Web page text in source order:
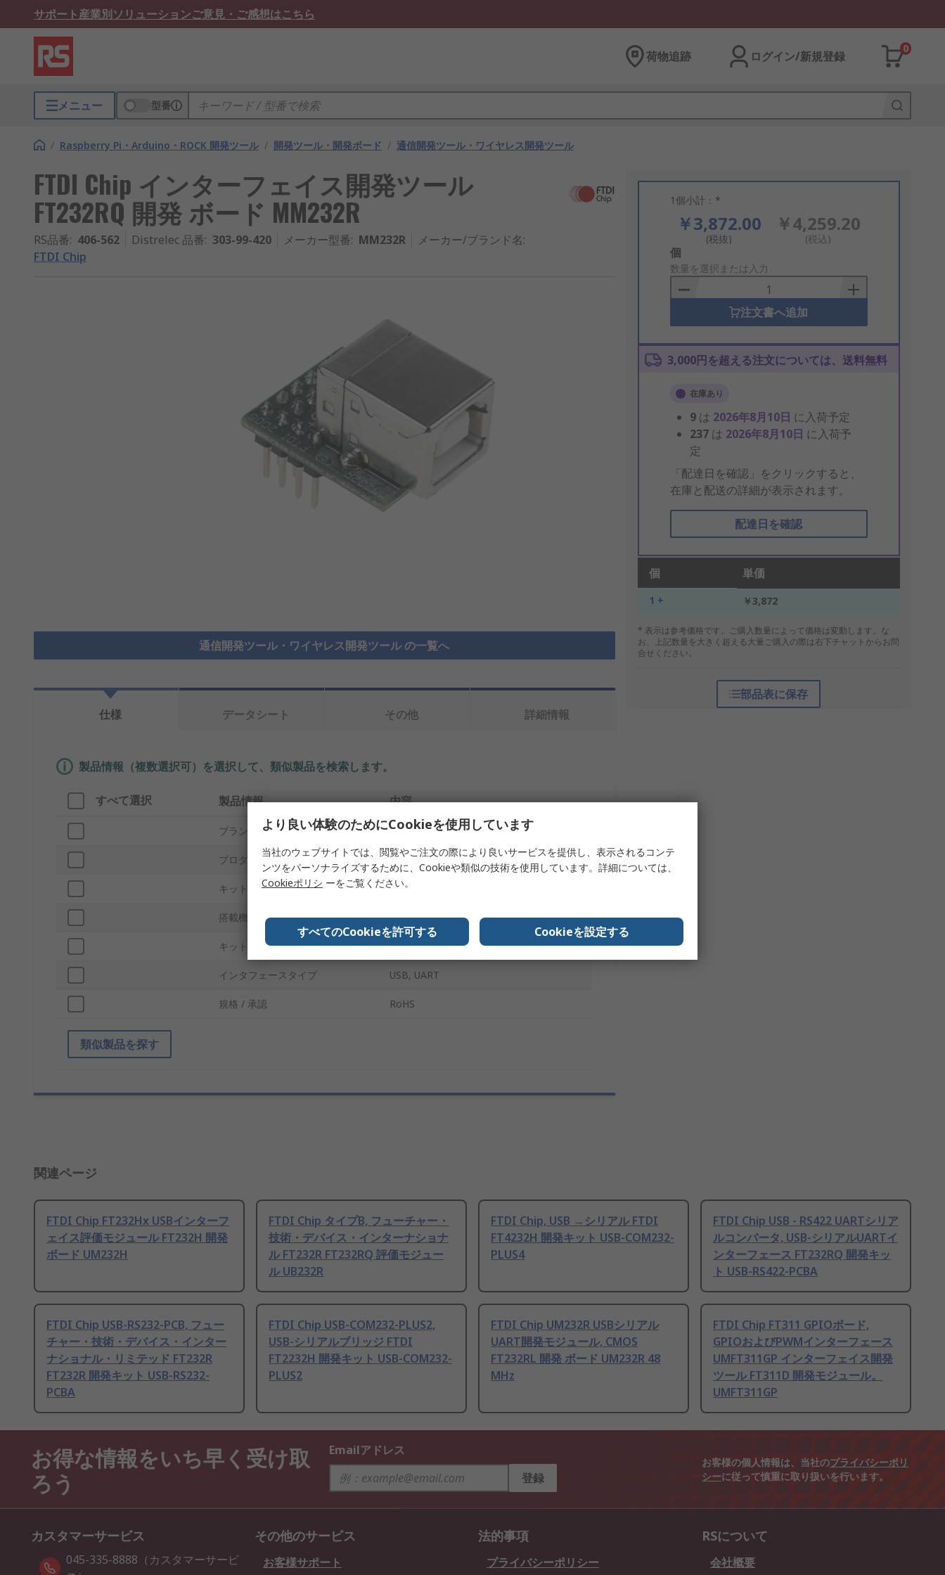
サポート産業別ソリューションご意見・ご感想はこちら
荷物追跡 ログイン/新規登録
0
メニュー 型番
/ Raspberry Pi・Arduino・ROCK 開発ツール / 開発ツール・開発ボード / 通信開発ツール・ワイヤレス開発ツール
FTDI Chip インターフェイス開発ツール
FT232RQ 開発 ボード MM232R
RS品番: 406-562 Distrelec 品番: 303-99-420 メーカー型番: MM232R メーカー/ブランド名:
FTDI Chip
通信開発ツール・ワイヤレス開発ツール の一覧へ
1個小計：*
￥3,872.00
(税抜)
￥4,259.20
(税込)
Add
to
Basket
個
数量を選択または入力
注文書へ追加
3,000円を超える注文については、送料無料
在庫あり
9 は 2026年8月10日 に入荷予定
237 は 2026年8月10日 に入荷予
定
「配達日を確認」をクリックすると、
在庫と配送の詳細が表示されます。
配達日を確認
個 単価
1 + ￥3,872
* 表示は参考価格です。ご購入数量によって価格は変動します。な
お、上記数量を大きく超える大量ご購入の際は右下チャットからお問
合せください。
部品表に保存
仕様
データシート その他 詳細情報
製品情報（複数選択可）を選択して、類似製品を検索します。
すべて選択 製品情報 内容
ブランド FTDI Chip
プロダクトタイプ 通信 / ワイヤレス開発ツール
キットの分類 開発 ボード
搭載機器 FT232RQ
キット名 インターフェイス開発ツール
インタフェースタイプ USB, UART
規格 / 承認 RoHS
類似製品を探す
関連ページ
FTDI Chip FT232Hx USBインターフ
ェイス評価モジュール FT232H 開発
ボード UM232H
FTDI Chip タイプB, フューチャー・
技術・デバイス・インターナショナ
ル FT232R FT232RQ 評価モジュー
ル UB232R
FTDI Chip, USB →シリアル FTDI
FT4232H 開発キット USB-COM232-
PLUS4
FTDI Chip USB - RS422 UARTシリア
ルコンバータ, USB-シリアルUARTイ
ンターフェース FT232RQ 開発キッ
ト USB-RS422-PCBA
FTDI Chip USB-RS232-PCB, フュー
チャー・技術・デバイス・インター
ナショナル・リミテッド FT232R
FT232R 開発キット USB-RS232-
PCBA
FTDI Chip USB-COM232-PLUS2,
USB-シリアルブリッジ FTDI
FT2232H 開発キット USB-COM232-
PLUS2
FTDI Chip UM232R USBシリアル
UART開発モジュール, CMOS
FT232RL 開発 ボード UM232R 48
MHz
FTDI Chip FT311 GPIOボード,
GPIOおよびPWMインターフェース
UMFT311GP インターフェイス開発
ツール FT311D 開発モジュール。
UMFT311GP
お得な情報をいち早く受け取
ろう
Emailアドレス
登録
お客様の個人情報は、当社のプライバシーポリ
シーに従って慎重に取り扱いを行います。
カスタマーサービス
045-335-8888（カスタマーサービ
その他のサービス
お客様サポート
法的事項
プライバシーポリシー
RSについて
会社概要
より良い体験のためにCookieを使用しています
当社のウェブサイトでは、閲覧やご注文の際により良いサービスを提供し、表示されるコンテ
ンツをパーソナライズするために、Cookieや類似の技術を使用しています。詳細については、
Cookieポリシ ーをご覧ください。
すべてのCookieを許可する Cookieを設定する